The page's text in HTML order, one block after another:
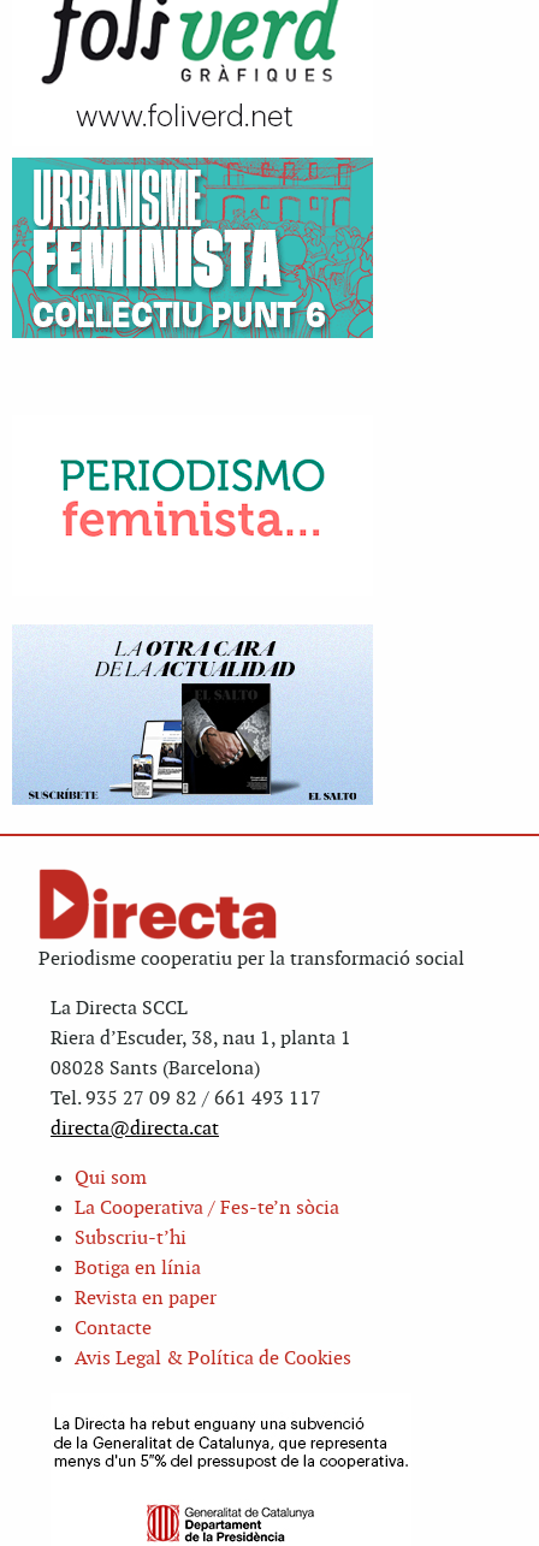
Periodisme cooperatiu per la transformació social
La Directa SCCL
Riera d’Escuder, 38, nau 1, planta 1
08028 Sants (Barcelona)
Tel. 935 27 09 82 / 661 493 117
directa@directa.cat
Qui som
La Cooperativa / Fes-te’n sòcia
Subscriu-t’hi
Botiga en línia
Revista en paper
Contacte
Avis Legal & Política de Cookies